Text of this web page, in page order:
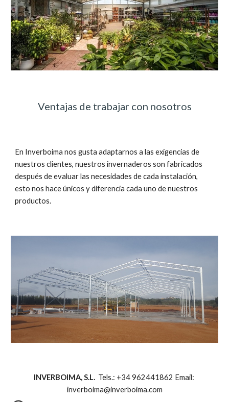
Ventajas de trabajar con nosotros
En Inverboima nos gusta adaptarnos a las exigencias de
nuestros clientes, nuestros invernaderos son fabricados
después de evaluar las necesidades de cada instalación,
esto nos hace únicos y diferencia cada uno de nuestros
productos.
INVERBOIMA, S.L.
  Tels.: +34 962441862 Email:
inverboima@inverboima.com